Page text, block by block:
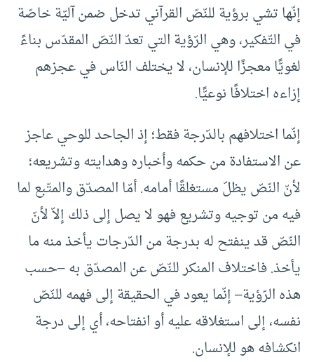
إنّها تشي برؤية للنّصّ القرآني تدخل ضمن آليّة خاصّة
في التّفكير، وهي الرّؤية التي تعدّ النّصّ المقدّس بناءً
لغويًّا معجزًا للإنسان، لا يختلف النّاس في عجزهم
إزاءه اختلافًا نوعيًّا.
إنّما اختلافهم بالدّرجة فقط؛ إذ الجاحد للوحي عاجز
عن الاستفادة من حكمه وأخباره وهدايته وتشريعه؛
لأنّ النّصّ يظلّ مستغلقًا أمامه. أمّا المصدّق والمتّبع لما
فيه من توجيه وتشريع فهو لا يصل إلى ذلك إلاّ لأنّ
النّصّ قد ينفتح له بدرجة من الدّرجات يأخذ منه ما
يأخذ. فاختلاف المنكر للنّصّ عن المصدّق به –حسب
هذه الرّؤية– إنّما يعود في الحقيقة إلى فهمه للنّصّ
نفسه، إلى استغلاقه عليه أو انفتاحه، أي إلى درجة
انكشافه هو للإنسان.